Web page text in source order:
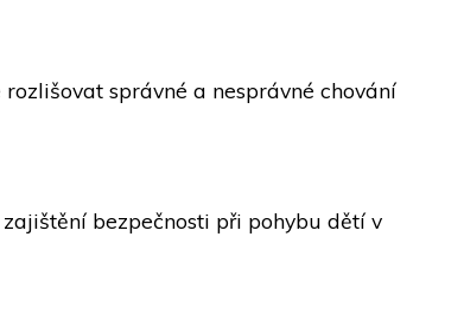
správné a nesprávné chování
bezpečnosti při pohybu dětí v